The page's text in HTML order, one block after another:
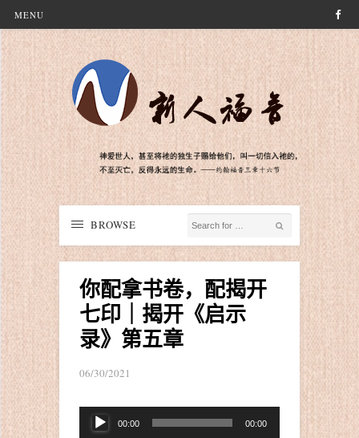
MENU
BROWSE
你配拿书卷，配揭开
七印｜揭开《启示
录》第五章
06/30/2021
00:00 00:00